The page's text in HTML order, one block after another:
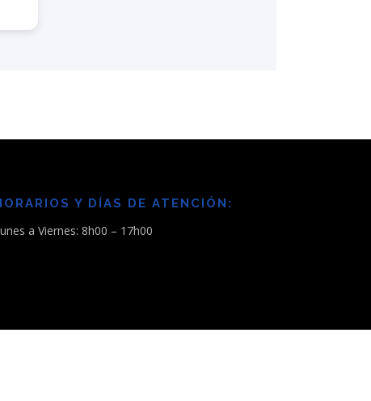
Y DÍAS DE ATENCIÓN:
a Viernes: 8h00 – 17h00